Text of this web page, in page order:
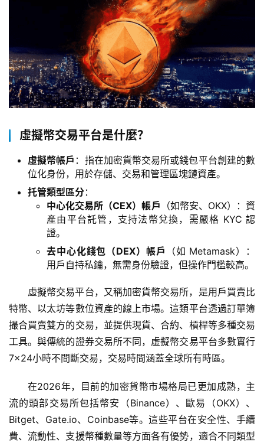
虛擬幣交易平台是什麼？
虛擬幣帳戶 ：指在加密貨幣交易所或錢包平台創建的數
位化身份，用於存儲、交易和管理區塊鏈資產。
托管類型區分：
中心化交易所（CEX）帳戶 （如幣安、OKX）：資
產由平台託管，支持法幣兌換，需嚴格 KYC 認
證。
去中心化錢包（DEX）帳戶
（如 Metamask）：
用戶自持私鑰，無需身份驗證，但操作門檻較高。
虛擬幣交易平台，又稱加密貨幣交易所，是用戶買賣比
特幣、以太坊等數位資產的線上市場。這類平台透過訂單簿
撮合買賣雙方的交易，並提供現貨、合約、槓桿等多種交易
工具。與傳統的證券交易所不同，虛擬幣交易平台多數實行
7×24小時不間斷交易，交易時間涵蓋全球所有時區。
在2026年，目前的加密貨幣市場格局已更加成熟，主
流的頭部交易所包括幣安（Binance）、歐易（OKX）、
Bitget、Gate.io、Coinbase等。這些平台在安全性、手續
費、流動性、支援幣種數量等方面各有優勢，適合不同類型